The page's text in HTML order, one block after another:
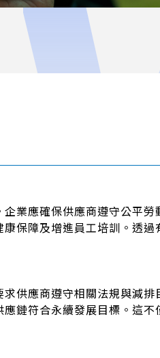
業應確保供應商遵守公平
保障及增進員工培訓。透
供應商遵守相關法規與減
鏈符合永續發展目標。這